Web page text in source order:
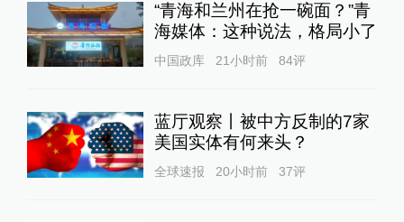
“青海和兰州在抢一碗面？”青
海媒体：这种说法，格局小了
中国政库 21小时前 84评
蓝厅观察丨被中方反制的7家
美国实体有何来头？
全球速报 20小时前 37评